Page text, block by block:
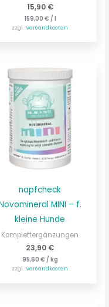
15,90 €
159,00 € / l
zzgl.Versandkosten
napfcheck
MINI – f.
kleine Hunde
Komplettergänzungen
23,90 €
95,60 € / kg
zzgl.Versandkosten